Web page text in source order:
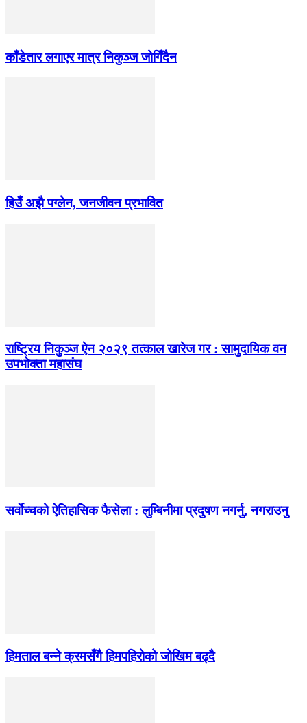
काँडेतार लगाएर मात्र निकुञ्ज जोगिँदैन
हिउँ अझै पग्लेन, जनजीवन प्रभावित
राष्ट्रिय निकुञ्ज ऐन २०२९ तत्काल खारेज गर : सामुदायिक वन
उपभोक्ता महासंघ
सर्वाेच्चको ऐतिहासिक फैसेला : लुम्बिनीमा प्रदुषण नगर्नु, नगराउनु
हिमताल बन्ने क्रमसँगै हिमपहिरोको जोखिम बढ्दै